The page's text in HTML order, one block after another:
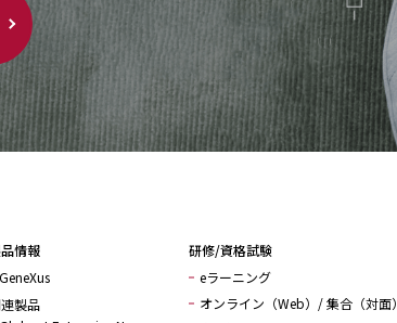
最新バージョン
情報
GeneXus
製品
研修/資格試験
eラーニング
オンライン（Web）/ 集合（対面）